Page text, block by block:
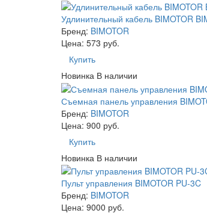
Удлинительный кабель BIMOTOR
Бренд: BIMOTOR
Цена: 573 руб.
Купить
Новинка В наличии
Съемная панель управления
Бренд: BIMOTOR
Цена: 900 руб.
Купить
Новинка В наличии
Пульт управления BIMOTOR PU-3C
Бренд: BIMOTOR
Цена: 9000 руб.